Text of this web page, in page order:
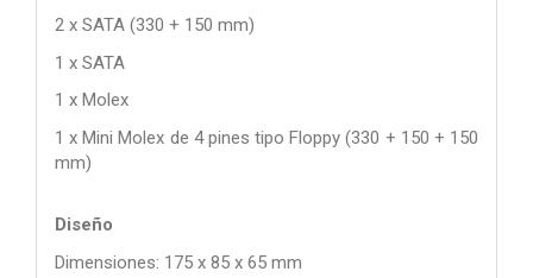
2 x SATA (330 + 150 mm)
1 x SATA
1 x Molex
1 x Mini Molex de 4 pines tipo Floppy (330 + 150 + 150
mm)
Diseño
Dimensiones: 175 x 85 x 65 mm